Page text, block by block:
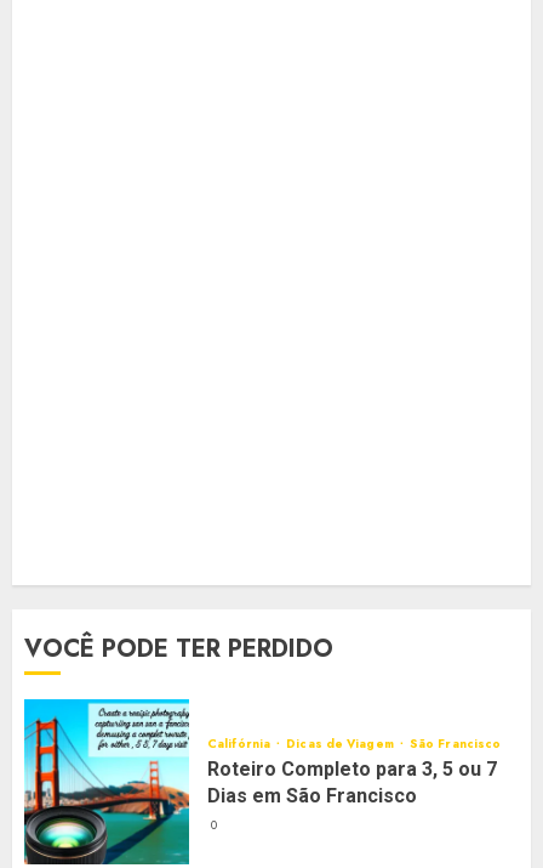
VOCÊ PODE TER PERDIDO
Califórnia Dicas de Viagem São Francisco
Roteiro Completo para 3, 5 ou 7
Dias em São Francisco
0